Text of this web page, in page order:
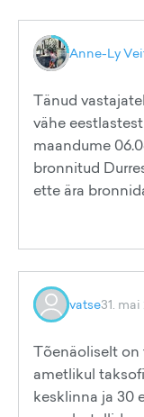
Anne-Ly
Tänud
vähe
maandume
bronnitud
ette ära
vatse31.
Tõenäoliselt on
ametlikul
kesklinna ja 30